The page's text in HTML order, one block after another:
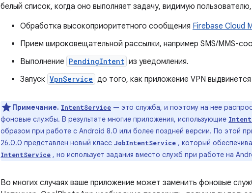
белый список, когда оно выполняет задачу, видимую
Обработка высокоприоритетного сообщения Firebase Cloud
Прием широковещательной рассылки, например SMS/MMS-
Выполнение PendingIntent из уведомления.
Запуск VpnService до того, как приложение VPN
Примечание. IntentService — это служба, и поэтому на нее
фоновые службы. В результате многие приложения, использующие
образом при работе с Android 8.0 или более поздней версии. По этой
26.0.0 представлен новый класс JobIntentService , который
IntentService , но использует задания вместо служб при работе на
Во многих случаях ваше приложение может заменить фоновые